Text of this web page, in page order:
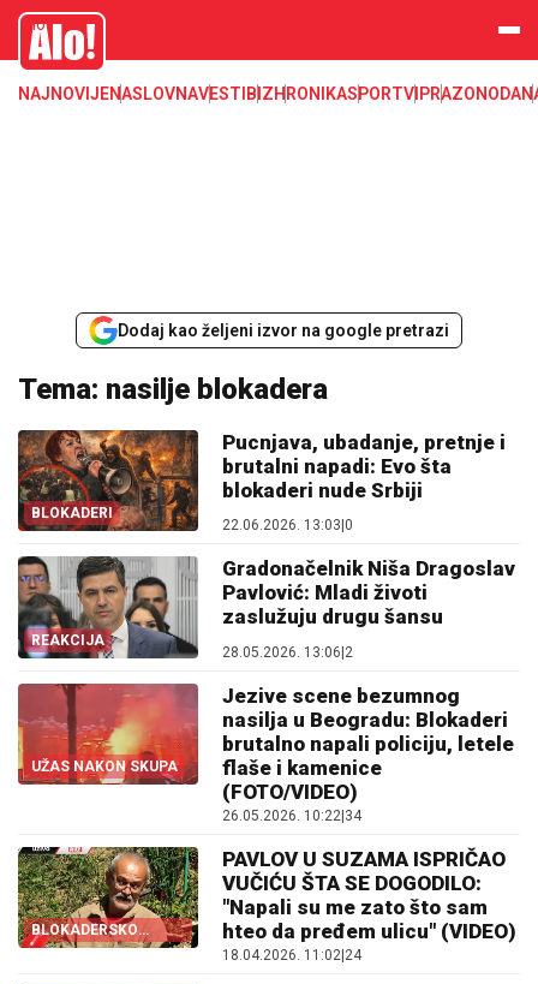
Alo
NAJNOVIJENASLOVNAVESTI BIZHRONIKASPORTVIPRAZONODA
Dodaj kao željeni izvor na google pretrazi
Tema: nasilje blokadera
BLOKADERI
Pucnjava, ubadanje, pretnje i
brutalni napadi: Evo šta
blokaderi nude Srbiji
22.06.2026. 13:03 0
REAKCIJA
Gradonačelnik Niša Dragoslav
Pavlović: Mladi životi
zaslužuju drugu šansu
28.05.2026. 13:06|2
UŽAS NAKON SKUPA
Jezive scene bezumnog
nasilja u Beogradu: Blokaderi
brutalno napali policiju, letele
flaše i kamenice
(FOTO/VIDEO)
26.05.2026. 10:22|34
BLOKADERSKO
NASILJE!
PAVLOV U SUZAMA ISPRIČAO
VUČIĆU ŠTA SE DOGODILO:
"Napali su me zato što sam
hteo da pređem ulicu" (VIDEO)
18.04.2026. 11:02|24